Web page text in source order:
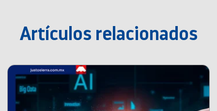
Artículos relacionados